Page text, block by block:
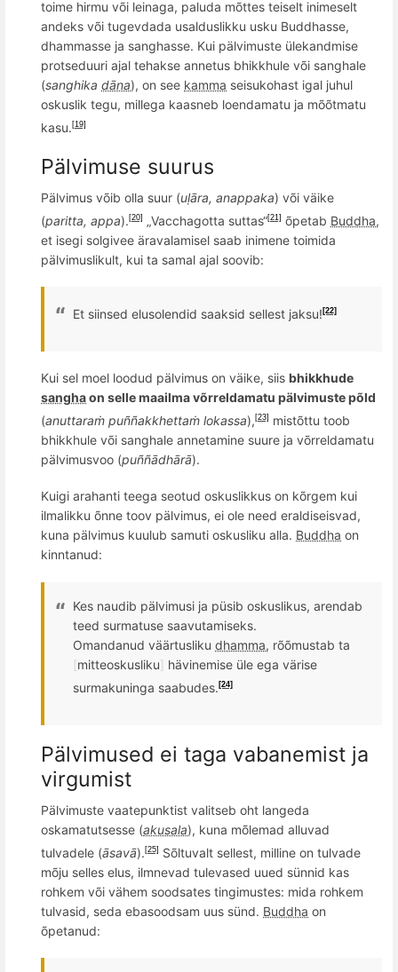
toime hirmu või leinaga, paluda mõttes teiselt inimeselt
andeks või tugevdada usalduslikku usku Buddhasse,
dhammasse ja sanghasse. Kui pälvimuste ülekandmise
protseduuri ajal tehakse annetus bhikkhule või sanghale
(sanghika dāna), on see kamma seisukohast igal juhul
oskuslik tegu, millega kaasneb loendamatu ja mõõtmatu
kasu. [19]
Pälvimuse suurus
Pälvimus võib olla suur (uḷāra, anappaka) või väike
(paritta, appa). [20] „Vacchagotta suttas“[21] õpetab Buddha,
et isegi solgivee äravalamisel saab inimene toimida
pälvimuslikult, kui ta samal ajal soovib:
Et siinsed elusolendid saaksid sellest jaksu! [22]
Kui sel moel loodud pälvimus on väike, siis bhikkhude
sanghaon selle maailma võrreldamatu pälvimuste põld
(anuttaraṁ puññakkhettaṁ lokassa), [23]
mistõttu toob
bhikkhule või sanghale annetamine suure ja võrreldamatu
pälvimusvoo (puññādhārā).
Kuigi arahanti teega seotud oskuslikkus on kõrgem kui
ilmalikku õnne toov pälvimus, ei ole need eraldiseisvad,
kuna pälvimus kuulub samuti oskusliku alla. Buddha on
kinntanud:
Kes naudib pälvimusi ja püsib oskuslikus, arendab
teed surmatuse saavutamiseks.
Omandanud väärtusliku dhamma, rõõmustab ta
[mitteoskusliku] hävinemise üle ega värise
surmakuninga saabudes. [24]
Pälvimused ei taga vabanemist ja
virgumist
Pälvimuste vaatepunktist valitseb oht langeda
oskamatutsesse (akusala), kuna mõlemad alluvad
tulvadele (āsavā). [25] Sõltuvalt sellest, milline on tulvade
mõju selles elus, ilmnevad tulevased uued sünnid kas
rohkem või vähem soodsates tingimustes: mida rohkem
tulvasid, seda ebasoodsam uus sünd. Buddha on
õpetanud: